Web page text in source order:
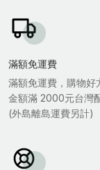
滿額免運費
滿額免運費，購物好
金額滿 2000元台灣
(外島離島運費另計)